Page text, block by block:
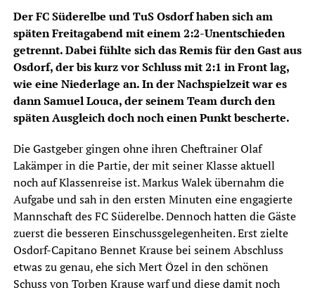
Der FC Süderelbe und TuS Osdorf haben sich am
späten Freitagabend mit einem 2:2-Unentschieden
getrennt. Dabei fühlte sich das Remis für den Gast aus
Osdorf, der bis kurz vor Schluss mit 2:1 in Front lag,
wie eine Niederlage an. In der Nachspielzeit war es
dann Samuel Louca, der seinem Team durch den
späten Ausgleich doch noch einen Punkt bescherte.
Die Gastgeber gingen ohne ihren Cheftrainer Olaf
Lakämper in die Partie, der mit seiner Klasse aktuell
noch auf Klassenreise ist. Markus Walek übernahm die
Aufgabe und sah in den ersten Minuten eine engagierte
Mannschaft des FC Süderelbe. Dennoch hatten die Gäste
zuerst die besseren Einschussgelegenheiten. Erst zielte
Osdorf-Capitano Bennet Krause bei seinem Abschluss
etwas zu genau, ehe sich Mert Özel in den schönen
Schuss von Torben Krause warf und diese damit noch